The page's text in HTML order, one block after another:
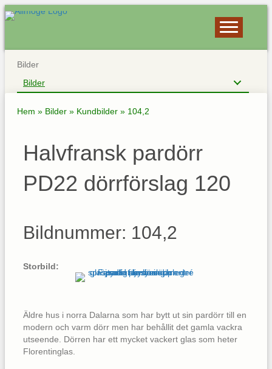
Bilder
Bilder
Hem » Bilder » Kundbilder » 104,2
Halvfransk pardörr
PD22 dörrförslag 120
Bildnummer: 104,2
Storbild:
Äldre hus i norra Dalarna som har bytt ut sin pardörr till en
modern och varm dörr men har behållit det gamla vackra
utseende. Dörren har ett mycket vackert glas som heter
Florentinglas.